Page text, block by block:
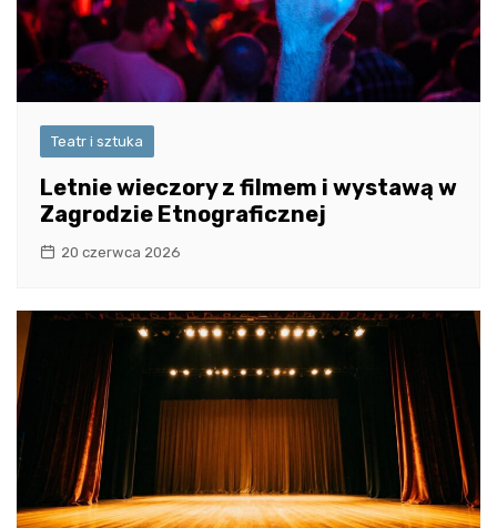
Teatr i sztuka
Letnie wieczory z filmem i wystawą w
Zagrodzie Etnograficznej
20 czerwca 2026